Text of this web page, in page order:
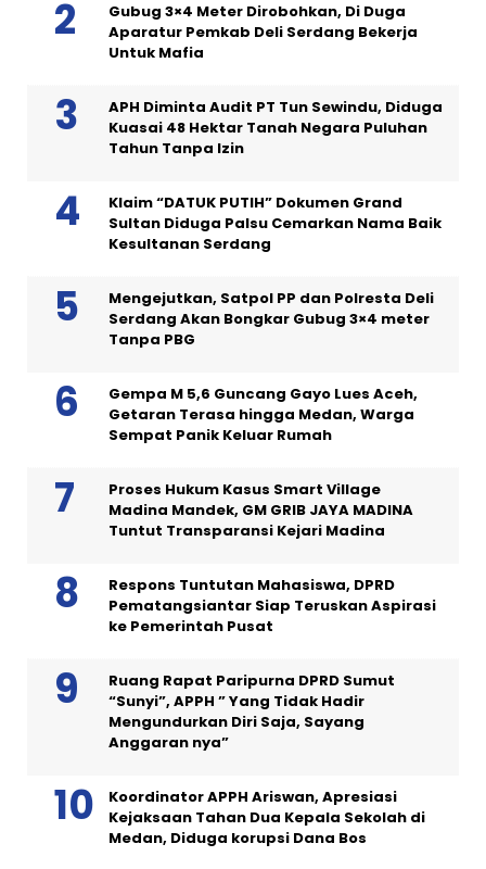
Gubug 3×4 Meter Dirobohkan, Di Duga
Aparatur Pemkab Deli Serdang Bekerja
Untuk Mafia
APH Diminta Audit PT Tun Sewindu, Diduga
Kuasai 48 Hektar Tanah Negara Puluhan
Tahun Tanpa Izin
Klaim “DATUK PUTIH” Dokumen Grand
Sultan Diduga Palsu Cemarkan Nama Baik
Kesultanan Serdang
Mengejutkan, Satpol PP dan Polresta Deli
Serdang Akan Bongkar Gubug 3×4 meter
Tanpa PBG
Gempa M 5,6 Guncang Gayo Lues Aceh,
Getaran Terasa hingga Medan, Warga
Sempat Panik Keluar Rumah
Proses Hukum Kasus Smart Village
Madina Mandek, GM GRIB JAYA MADINA
Tuntut Transparansi Kejari Madina
Respons Tuntutan Mahasiswa, DPRD
Pematangsiantar Siap Teruskan Aspirasi
ke Pemerintah Pusat
Ruang Rapat Paripurna DPRD Sumut
“Sunyi”, APPH ” Yang Tidak Hadir
Mengundurkan Diri Saja, Sayang
Anggaran nya”
Koordinator APPH Ariswan, Apresiasi
Kejaksaan Tahan Dua Kepala Sekolah di
Medan, Diduga korupsi Dana Bos